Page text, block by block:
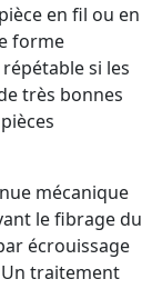
en fil ou en
forme
si les
très bonnes
mécanique
le fibrage du
écrouissage
traitement